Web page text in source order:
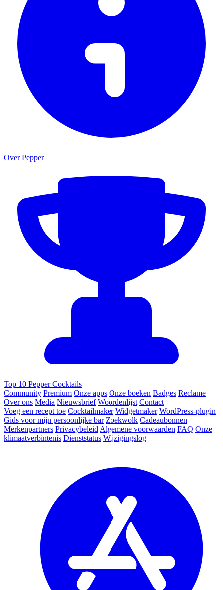
Over Pepper
Top 10 Pepper Cocktails
Community Premium Onze apps Onze boeken Badges Reclame
Over ons Media Nieuwsbrief Woordenlijst Contact
Voeg een recept toe Cocktailmaker Widgetmaker WordPress-plugin
Gids voor mijn persoonlijke bar Zoekwolk Cadeaubonnen
Merkenpartners Privacybeleid Algemene voorwaarden FAQ Onze
klimaatverbintenis Dienststatus Wijzigingslog